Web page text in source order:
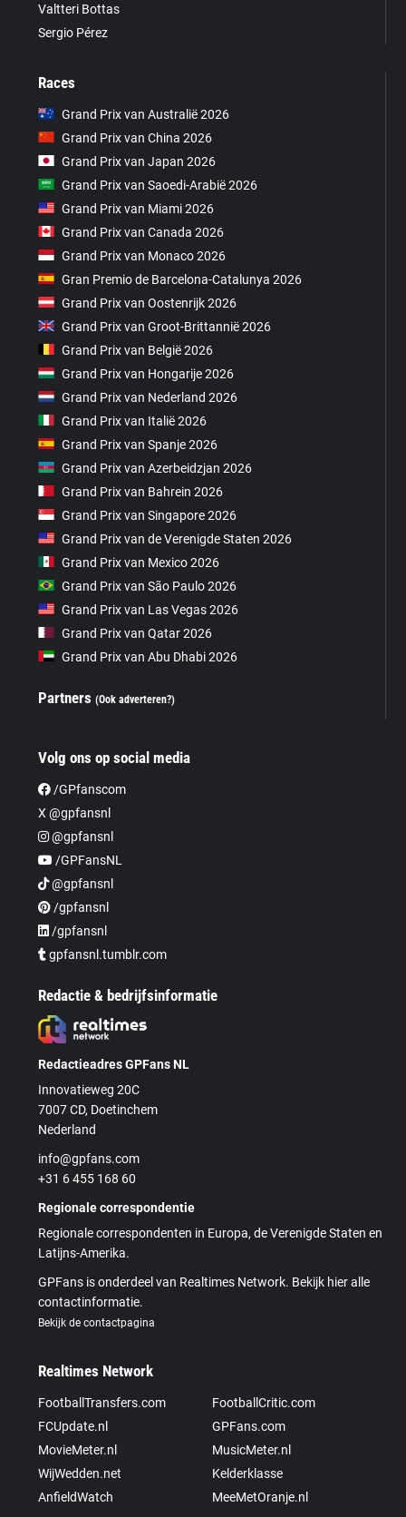
Valtteri Bottas
Sergio Pérez
Races
Grand Prix van Australië 2026
Grand Prix van China 2026
Grand Prix van Japan 2026
Grand Prix van Saoedi-Arabië 2026
Grand Prix van Miami 2026
Grand Prix van Canada 2026
Grand Prix van Monaco 2026
Gran Premio de Barcelona-Catalunya 2026
Grand Prix van Oostenrijk 2026
Grand Prix van Groot-Brittannië 2026
Grand Prix van België 2026
Grand Prix van Hongarije 2026
Grand Prix van Nederland 2026
Grand Prix van Italië 2026
Grand Prix van Spanje 2026
Grand Prix van Azerbeidzjan 2026
Grand Prix van Bahrein 2026
Grand Prix van Singapore 2026
Grand Prix van de Verenigde Staten 2026
Grand Prix van Mexico 2026
Grand Prix van São Paulo 2026
Grand Prix van Las Vegas 2026
Grand Prix van Qatar 2026
Grand Prix van Abu Dhabi 2026
Partners(Ook adverteren?)
Volg ons op social media
/GPfanscom
X @gpfansnl
@gpfansnl
/GPFansNL
@gpfansnl
/gpfansnl
/gpfansnl
gpfansnl.tumblr.com
Redactie & bedrijfsinformatie
Redactieadres GPFans NL
Innovatieweg 20C
7007 CD, Doetinchem
Nederland
info@gpfans.com
+31 6 455 168 60
Regionale correspondentie
Regionale correspondenten in Europa, de Verenigde Staten en
Latijns-Amerika.
GPFans is onderdeel van Realtimes Network. Bekijk hier alle
contactinformatie.
Bekijk de contactpagina
Realtimes Network
FootballTransfers.com
FootballCritic.com
FCUpdate.nl
GPFans.com
MovieMeter.nl
MusicMeter.nl
WijWedden.net
Kelderklasse
AnfieldWatch
MeeMetOranje.nl